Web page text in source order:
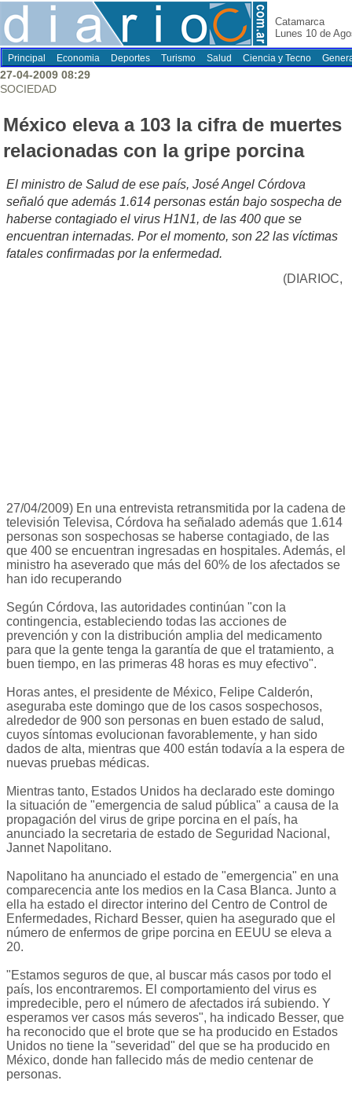
Catamarca
Lunes 10 de
Principal Economia Deportes Turismo Salud Ciencia y Tecno
27-04-2009 08:29
SOCIEDAD
México eleva a 103 la cifra de muertes
relacionadas con la gripe porcina
El ministro de Salud de ese país, José Angel Córdova
señaló que además 1.614 personas están bajo sospecha de
haberse contagiado el virus H1N1, de las 400 que se
encuentran internadas. Por el momento, son 22 las víctimas
fatales confirmadas por la enfermedad.
(DIARIOC,
27/04/2009) En una entrevista retransmitida por la cadena de
televisión Televisa, Córdova ha señalado además que 1.614
personas son sospechosas se haberse contagiado, de las
que 400 se encuentran ingresadas en hospitales. Además, el
ministro ha aseverado que más del 60% de los afectados se
han ido recuperando
Según Córdova, las autoridades continúan "con la
contingencia, estableciendo todas las acciones de
prevención y con la distribución amplia del medicamento
para que la gente tenga la garantía de que el tratamiento, a
buen tiempo, en las primeras 48 horas es muy efectivo".
Horas antes, el presidente de México, Felipe Calderón,
aseguraba este domingo que de los casos sospechosos,
alrededor de 900 son personas en buen estado de salud,
cuyos síntomas evolucionan favorablemente, y han sido
dados de alta, mientras que 400 están todavía a la espera de
nuevas pruebas médicas.
Mientras tanto, Estados Unidos ha declarado este domingo
la situación de "emergencia de salud pública" a causa de la
propagación del virus de gripe porcina en el país, ha
anunciado la secretaria de estado de Seguridad Nacional,
Jannet Napolitano.
Napolitano ha anunciado el estado de "emergencia" en una
comparecencia ante los medios en la Casa Blanca. Junto a
ella ha estado el director interino del Centro de Control de
Enfermedades, Richard Besser, quien ha asegurado que el
número de enfermos de gripe porcina en EEUU se eleva a
20.
"Estamos seguros de que, al buscar más casos por todo el
país, los encontraremos. El comportamiento del virus es
impredecible, pero el número de afectados irá subiendo. Y
esperamos ver casos más severos", ha indicado Besser, que
ha reconocido que el brote que se ha producido en Estados
Unidos no tiene la "severidad" del que se ha producido en
México, donde han fallecido más de medio centenar de
personas.